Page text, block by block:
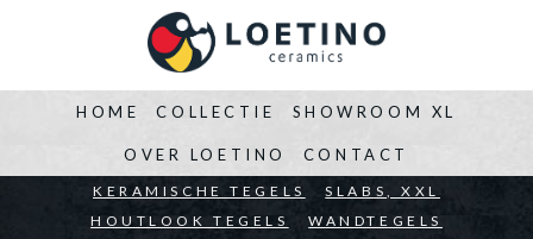
HOME
BEDRIJVEN ARCHITECTEN PARTICULIEREN
COLLECTIE
KERAMISCHE TEGELS
SLABS, XXL
HOUTLOOK TEGELS
WANDTEGELS
SHOWROOM XL
OVER LOETINO CONTACT